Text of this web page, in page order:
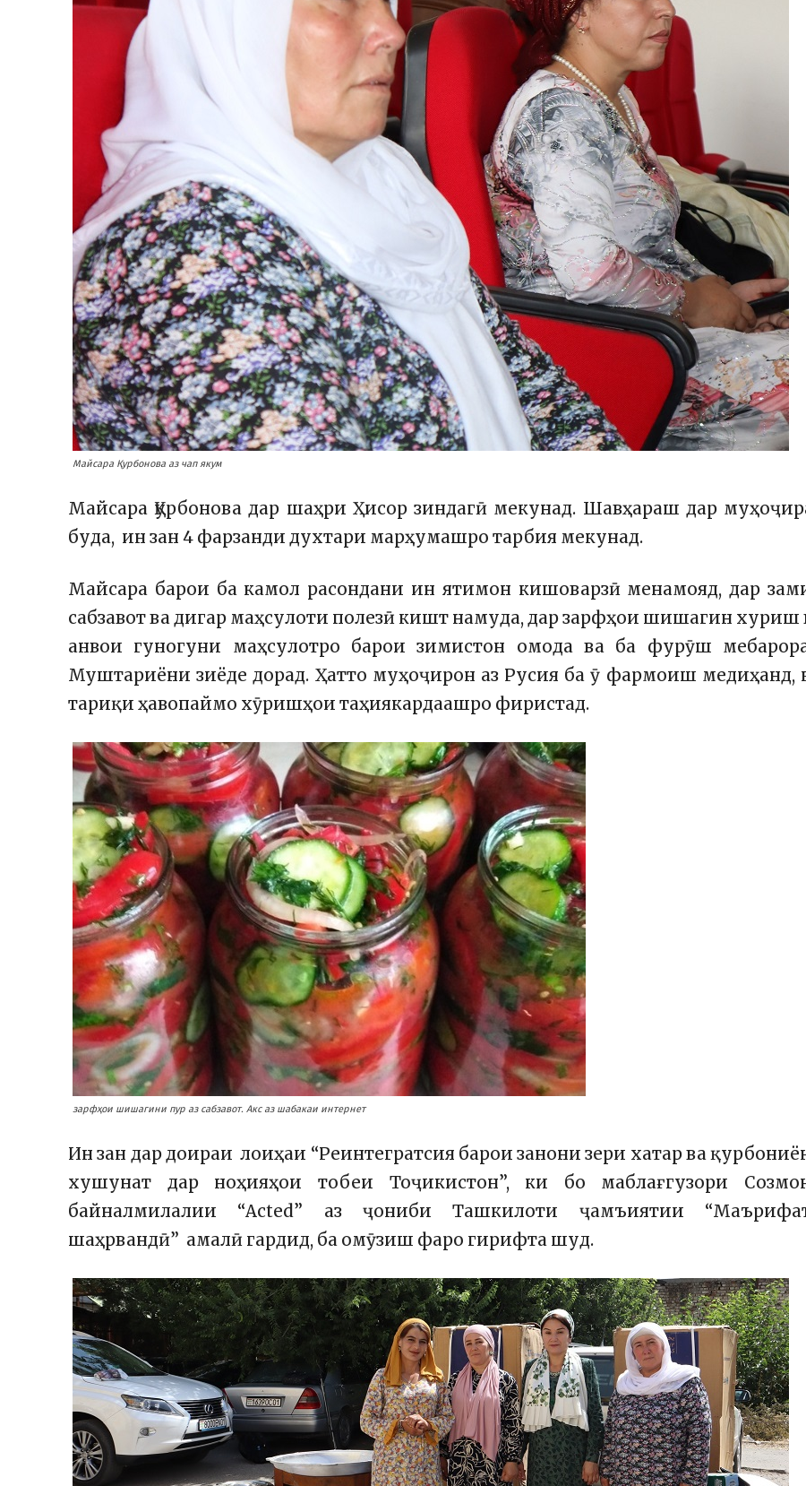
Майсара Қурбонова аз чап якум
Майсара Қурбонова дар шаҳри Ҳисор зиндагӣ мекунад. Шавҳараш дар
буда, ин зан 4 фарзанди духтари марҳумашро тарбия мекунад.
Майсара барои ба камол расондани ин ятимон кишоварзӣ менамояд, дар
сабзавот ва дигар маҳсулоти полезӣ кишт намуда, дар зарфҳои шишагин хуриш
анвои гуногуни маҳсулотро барои зимистон омода ва ба фурӯш
Муштариёни зиёде дорад. Ҳатто муҳоҷирон аз Русия ба ӯ фармоиш медиҳанд,
тариқи ҳавопаймо хӯришҳои таҳиякардаашро фиристад.
зарфҳои шишагини пур аз сабзавот. Акс аз шабакаи интернет
Ин зан дар доираи лоиҳаи “Реинтегратсия барои занони зери хатар ва
хушунат дар ноҳияҳои тобеи Тоҷикистон”, ки бо маблағгузори
байналмилалии “Acted” аз ҷониби Ташкилоти ҷамъиятии
шаҳрвандӣ” амалӣ гардид, ба омӯзиш фаро гирифта шуд.